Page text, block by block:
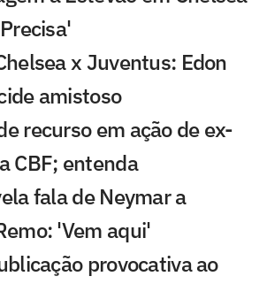
x Juventus: Edon
amistoso
recurso em ação de ex-
CBF; entenda
fala de Neymar a
'Vem aqui'
provocativa ao